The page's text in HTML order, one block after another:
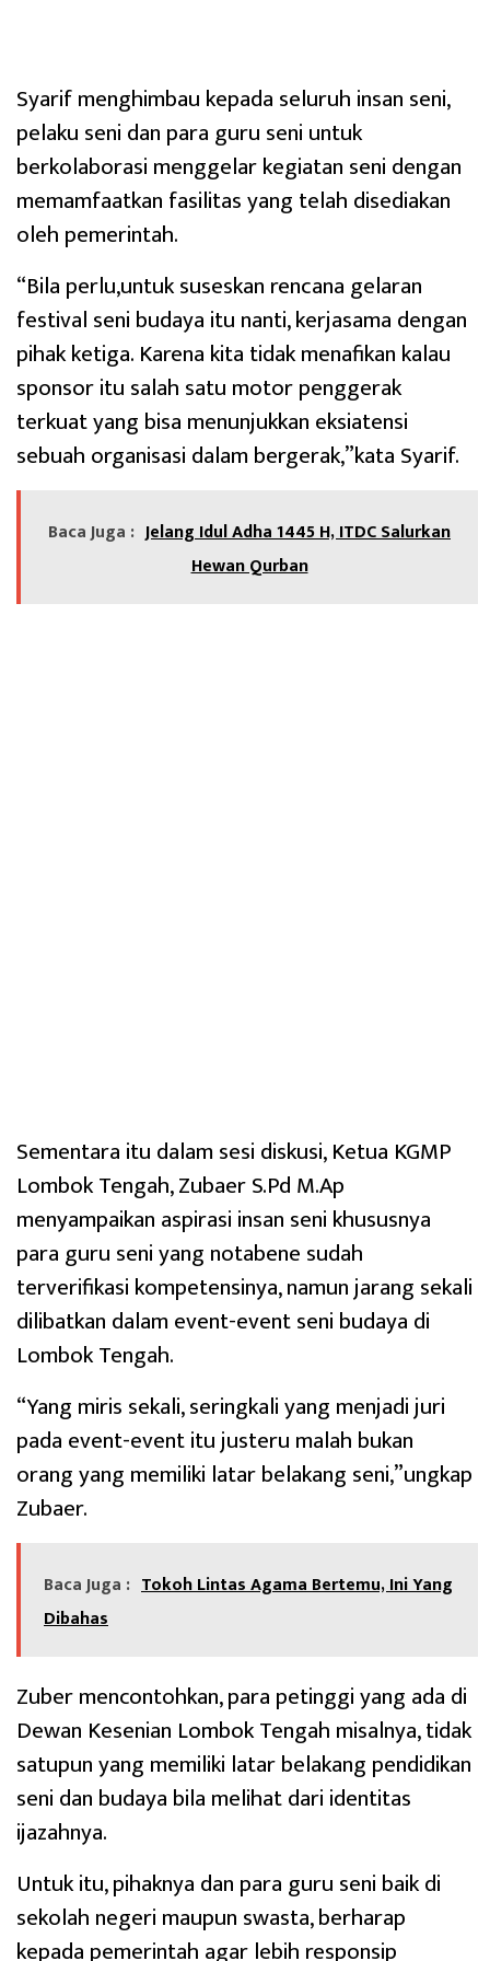
Syarif menghimbau kepada seluruh insan seni,
pelaku seni dan para guru seni untuk
berkolaborasi menggelar kegiatan seni dengan
memamfaatkan fasilitas yang telah disediakan
oleh pemerintah.
“Bila perlu,untuk suseskan rencana gelaran
festival seni budaya itu nanti, kerjasama dengan
pihak ketiga. Karena kita tidak menafikan kalau
sponsor itu salah satu motor penggerak
terkuat yang bisa menunjukkan eksiatensi
sebuah organisasi dalam bergerak,”kata Syarif.
Baca Juga : Jelang Idul Adha 1445 H, ITDC Salurkan
Hewan Qurban
Sementara itu dalam sesi diskusi, Ketua KGMP
Lombok Tengah, Zubaer S.Pd M.Ap
menyampaikan aspirasi insan seni khususnya
para guru seni yang notabene sudah
terverifikasi kompetensinya, namun jarang sekali
dilibatkan dalam event-event seni budaya di
Lombok Tengah.
“Yang miris sekali, seringkali yang menjadi juri
pada event-event itu justeru malah bukan
orang yang memiliki latar belakang seni,”ungkap
Zubaer.
Baca Juga : Tokoh Lintas Agama Bertemu, Ini Yang
Dibahas
Zuber mencontohkan, para petinggi yang ada di
Dewan Kesenian Lombok Tengah misalnya, tidak
satupun yang memiliki latar belakang pendidikan
seni dan budaya bila melihat dari identitas
ijazahnya.
Untuk itu, pihaknya dan para guru seni baik di
sekolah negeri maupun swasta, berharap
kepada pemerintah agar lebih responsip